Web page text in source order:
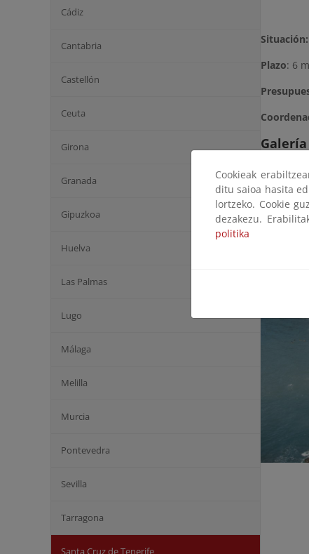
Cádiz
Cantabria
Castellón
Ceuta
Girona
Granada
Gipuzkoa
Huelva
Las Palmas
Lugo
Málaga
Melilla
Murcia
Pontevedra
Sevilla
Tarragona
Santa Cruz de Tenerife
Situación:
Plazo: 6
Haga
Cookieak
ditu saioa hasita
lortzeko. Cookie
dezakezu.
politika